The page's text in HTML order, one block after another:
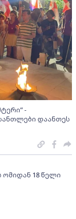
-
დაანთეს
ომიდან 18 წელი